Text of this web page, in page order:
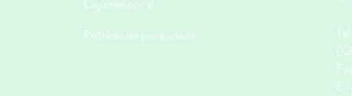
Políticas de privacidade